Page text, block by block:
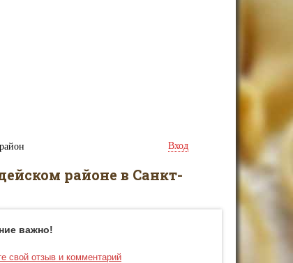
Вход
районе в Санкт-
важно!
свой отзыв и комментарий